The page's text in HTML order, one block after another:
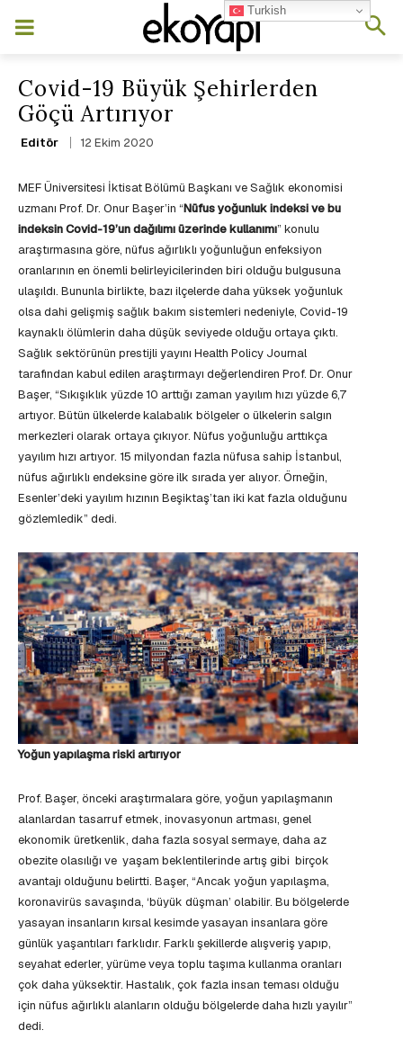
Covid-19 Büyük Şehirlerden
Göçü Artırıyor
Editör 12 Ekim 2020
MEF Üniversitesi İktisat Bölümü Başkanı ve Sağlık ekonomisi
uzmanı Prof. Dr. Onur Başer’in “Nüfus yoğunluk indeksi ve bu
indeksin Covid-19’un dağılımı üzerinde kullanımı” konulu
araştırmasına göre, nüfus ağırlıklı yoğunluğun enfeksiyon
oranlarının en önemli belirleyicilerinden biri olduğu bulgusuna
ulaşıldı. Bununla birlikte, bazı ilçelerde daha yüksek yoğunluk
olsa dahi gelişmiş sağlık bakım sistemleri nedeniyle, Covid-19
kaynaklı ölümlerin daha düşük seviyede olduğu ortaya çıktı.
Sağlık sektörünün prestijli yayını Health Policy Journal
tarafından kabul edilen araştırmayı değerlendiren Prof. Dr. Onur
Başer, “Sıkışıklık yüzde 10 arttığı zaman yayılım hızı yüzde 6,7
artıyor. Bütün ülkelerde kalabalık bölgeler o ülkelerin salgın
merkezleri olarak ortaya çıkıyor. Nüfus yoğunluğu arttıkça
yayılım hızı artıyor. 15 milyondan fazla nüfusa sahip İstanbul,
nüfus ağırlıklı endeksine göre ilk sırada yer alıyor. Örneğin,
Esenler’deki yayılım hızının Beşiktaş’tan iki kat fazla olduğunu
gözlemledik” dedi.
Yoğun yapılaşma riski artırıyor
Prof. Başer, önceki araştırmalara göre, yoğun yapılaşmanın
alanlardan tasarruf etmek, inovasyonun artması, genel
ekonomik üretkenlik, daha fazla sosyal sermaye, daha az
obezite olasılığı ve yaşam beklentilerinde artış gibi birçok
avantajı olduğunu belirtti. Başer, “Ancak yoğun yapılaşma,
koronavirüs savaşında, ‘büyük düşman’ olabilir. Bu bölgelerde
yasayan insanların kırsal kesimde yasayan insanlara göre
günlük yaşantıları farklıdır. Farklı şekillerde alışveriş yapıp,
seyahat ederler, yürüme veya toplu taşıma kullanma oranları
çok daha yüksektir. Hastalık, çok fazla insan teması olduğu
için nüfus ağırlıklı alanların olduğu bölgelerde daha hızlı yayılır”
dedi.
Turkish